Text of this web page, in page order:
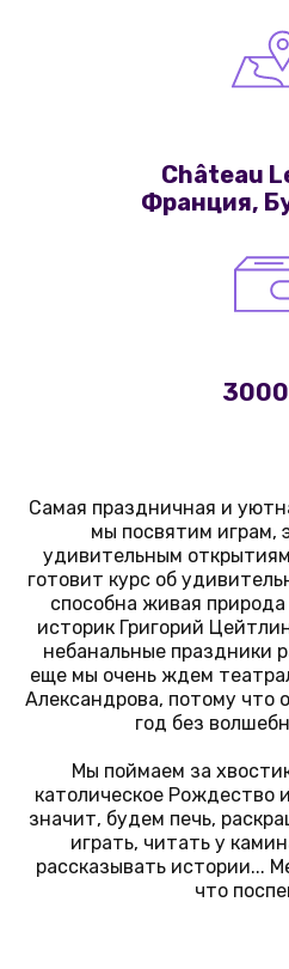
Château
Франция,
Cамая праздничная и
мы посвятим играм,
удивительным
готовит курс об
способна живая
историк Григорий
небанальные праздники
еще мы очень ждем
Александрова, потому что
год без
Мы поймаем за
католическое Рождество
значит, будем печь,
играть, читать у
рассказывать истории...
что